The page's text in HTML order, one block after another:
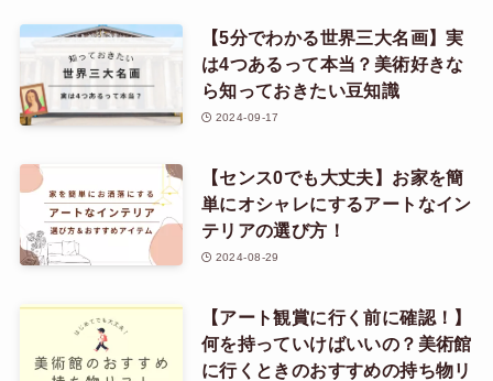
【5分でわかる世界三大名画】実
は4つあるって本当？美術好きな
ら知っておきたい豆知識
2024-09-17
【センス0でも大丈夫】お家を簡
単にオシャレにするアートなイン
テリアの選び方！
2024-08-29
【アート観賞に行く前に確認！】
何を持っていけばいいの？美術館
に行くときのおすすめの持ち物リ